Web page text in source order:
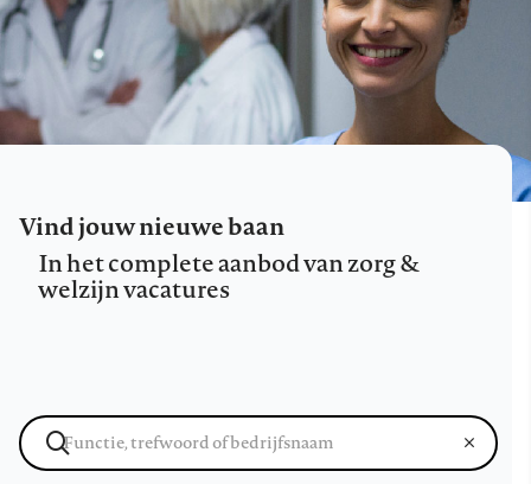
Vind jouw nieuwe baan
In het complete aanbod van zorg &
welzijn vacatures